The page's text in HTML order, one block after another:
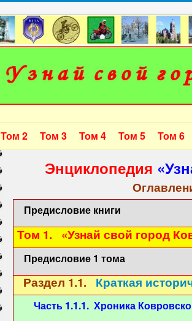
Том 2 Том 3 Том 4 Том 5 Том 6
Энциклопедия
Оглавление 1
Предисловие книги
Том 1. «Узнай свой город
Предисловие 1 тома
Раздел 1.1. Краткая
Часть 1.1.1. Хроника